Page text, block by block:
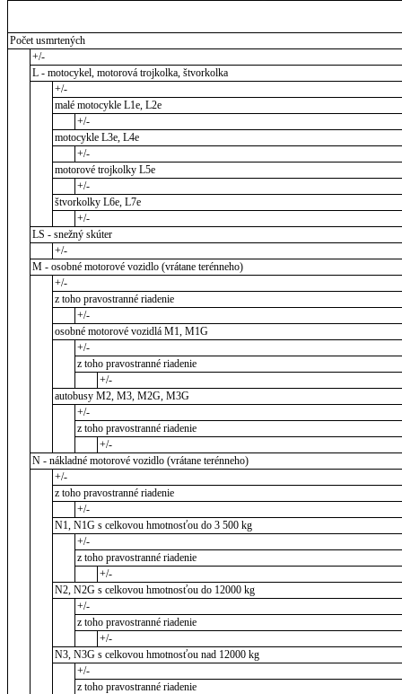
Počet usmrtených
+/-
L - motocykel, motorová trojkolka, štvorkolka
+/-
malé motocykle L1e, L2e
+/-
motocykle L3e, L4e
+/-
motorové trojkolky L5e
+/-
štvorkolky L6e, L7e
+/-
LS - snežný skúter
+/-
M - osobné motorové vozidlo (vrátane terénneho)
+/-
z toho pravostranné riadenie
+/-
osobné motorové vozidlá M1, M1G
+/-
z toho pravostranné riadenie
+/-
autobusy M2, M3, M2G, M3G
+/-
z toho pravostranné riadenie
+/-
N - nákladné motorové vozidlo (vrátane terénneho)
+/-
z toho pravostranné riadenie
+/-
N1, N1G s celkovou hmotnosťou do 3 500 kg
+/-
z toho pravostranné riadenie
+/-
N2, N2G s celkovou hmotnosťou do 12000 kg
+/-
z toho pravostranné riadenie
+/-
N3, N3G s celkovou hmotnosťou nad 12000 kg
+/-
z toho pravostranné riadenie